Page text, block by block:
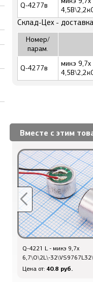
Q-4277в
Склад-Цех -
Номер/
парам.
Q-4277в
микэ
Вместе с этим
Q-4221 L - микэ 9,7x
6,7\O\2L\-
Цена от: 40.8 руб.